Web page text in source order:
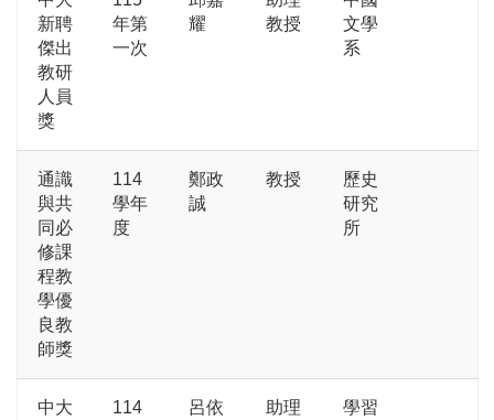
新聘
傑出
教研
人員
獎
年第
一次
耀
教授
文學
系
通識
與共
同必
修課
程教
學優
良教
師獎
114
學年
度
鄭政
誠
教授
歷史
研究
所
中大
114
呂依
助理
學習